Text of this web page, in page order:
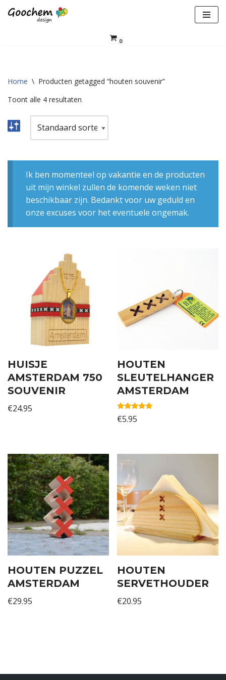
0
Home \ Producten getagged “houten souvenir”
Toont alle 4 resultaten
Ik ben momenteel op vakantie en de producten
uit mijn winkel zullen de komende weken niet
beschikbaar zijn. Bedankt voor uw geduld en
onze excuses voor het eventuele ongemak.
HUISJE
AMSTERDAM 750
SOUVENIR
€24.95
HOUTEN
SLEUTELHANGER
AMSTERDAM
Gewaardeerd
5.00
€5.95
HOUTEN PUZZEL
AMSTERDAM
€29.95
HOUTEN
SERVETHOUDER
€20.95